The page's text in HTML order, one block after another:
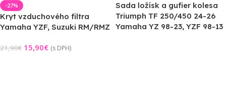
-27%
Kryt vzduchového filtra
Yamaha YZF, Suzuki RM/RMZ
21,90€ 15,90€ (s DPH)
Sada ložísk a gufier kolesa
Triumph TF 250/450 24-26
Yamaha YZ 98-23, YZF 98-13